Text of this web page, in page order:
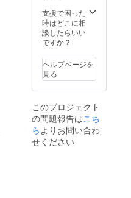
支援で困った
時はどこに相
談したらいい
ですか？
ヘルプページを
見る
このプロジェクト
の問題報告はこち
ら よりお問い合わ
せください